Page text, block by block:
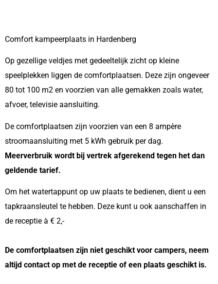
Comfort kampeerplaats in Hardenberg
Op gezellige veldjes met gedeeltelijk zicht op kleine
speelplekken liggen de comfortplaatsen. Deze zijn ongeveer
80 tot 100 m2 en voorzien van alle gemakken zoals water,
afvoer, televisie aansluiting.
De comfortplaatsen zijn voorzien van een 8 ampère
stroomaansluiting met 5 kWh gebruik per dag.
Meerverbruik wordt bij vertrek afgerekend tegen het dan
geldende tarief.
Om het watertappunt op uw plaats te bedienen, dient u een
tapkraansleutel te hebben. Deze kunt u ook aanschaffen in
de receptie à € 2,-
De comfortplaatsen zijn niet geschikt voor campers, neem
altijd contact op met de receptie of een plaats geschikt is.